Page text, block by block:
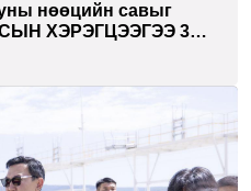
нөөцийн савыг
ХЭРЭГЦЭЭГЭЭ 3